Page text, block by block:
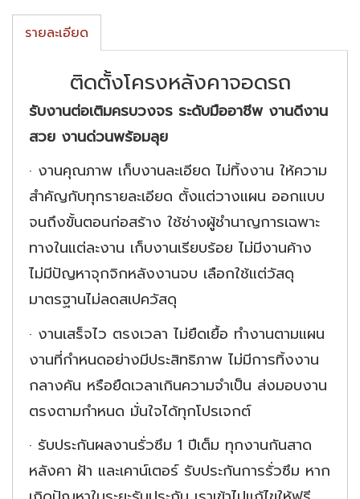
รายละเอียด
ติดตั้งโครงหลังคาจอดรถ
รับงานต่อเติมครบวงจร ระดับมืออาชีพ งานดีงาน
สวย งานด่วนพร้อมลุย
· งานคุณภาพ เก็บงานละเอียด ไม่ทิ้งงาน ให้ความ
สำคัญกับทุกรายละเอียด ตั้งแต่วางแผน ออกแบบ
จนถึงขั้นตอนก่อสร้าง ใช้ช่างผู้ชำนาญการเฉพาะ
ทางในแต่ละงาน เก็บงานเรียบร้อย ไม่มีงานค้าง
ไม่มีปัญหาจุกจิกหลังงานจบ เลือกใช้แต่วัสดุ
มาตรฐานไม่ลดสเปควัสดุ
· งานเสร็จไว ตรงเวลา ไม่ยืดเยื้อ ทำงานตามแผน
งานที่กำหนดอย่างมีประสิทธิภาพ ไม่มีการทิ้งงาน
กลางคัน หรือยืดเวลาเกินความจำเป็น ส่งมอบงาน
ตรงตามกำหนด มั่นใจได้ทุกโปรเจกต์
· รับประกันผลงานรั่วซึม 1 ปีเต็ม ทุกงานกันสาด
หลังคา ฝ้า และเคาน์เตอร์ รับประกันการรั่วซึม หาก